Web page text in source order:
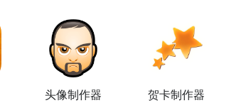
头像制作器 贺卡制作器